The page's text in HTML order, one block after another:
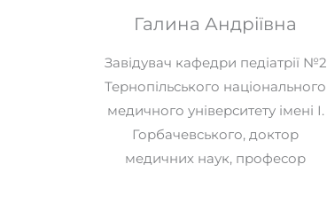
Галина Андріївна
Завідувач кафедри педіатрії №2
Тернопільського національного
медичного університету імені І.
Горбачевського, доктор
медичних наук, професор